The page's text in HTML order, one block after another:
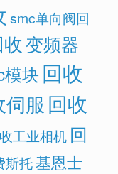
smc单向阀回
变频器
块 回收
伺服 回收
工业相机 回
斯托基恩士